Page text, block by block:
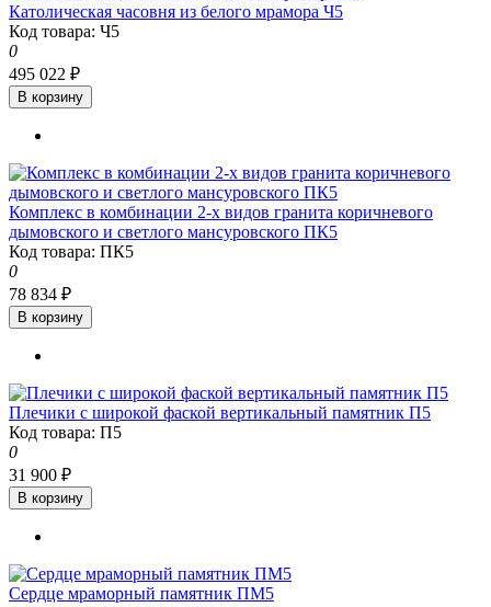
Католическая часовня из белого мрамора Ч5
Код товара: Ч5
0
495 022 ₽
В корзину
Комплекс в комбинации 2-х видов гранита коричневого
дымовского и светлого мансуровского ПК5
Код товара: ПК5
0
78 834 ₽
В корзину
Плечики с широкой фаской вертикальный памятник П5
Код товара: П5
0
31 900 ₽
В корзину
Сердце мраморный памятник ПМ5